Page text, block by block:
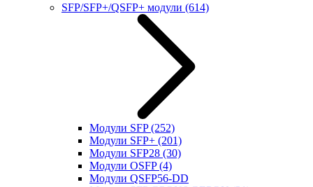
SFP/SFP+/QSFP+ модули (614)
Модули SFP(252)
Модули SFP+ (201)
Модули SFP28 (30)
Модули OSFP(4)
Модули QSFP56-DD